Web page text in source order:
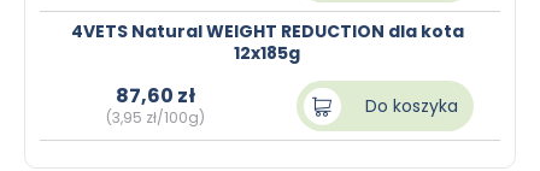
4VETS Natural WEIGHT REDUCTION dla kota
12x185g
87,60 zł
(3,95 zł/100g) Do koszyka